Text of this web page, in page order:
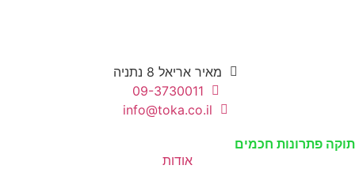
מאיר אריאל 8 נתניה
09-3730011
info@toka.co.il
תוקה פתרונות חכמים
אודות